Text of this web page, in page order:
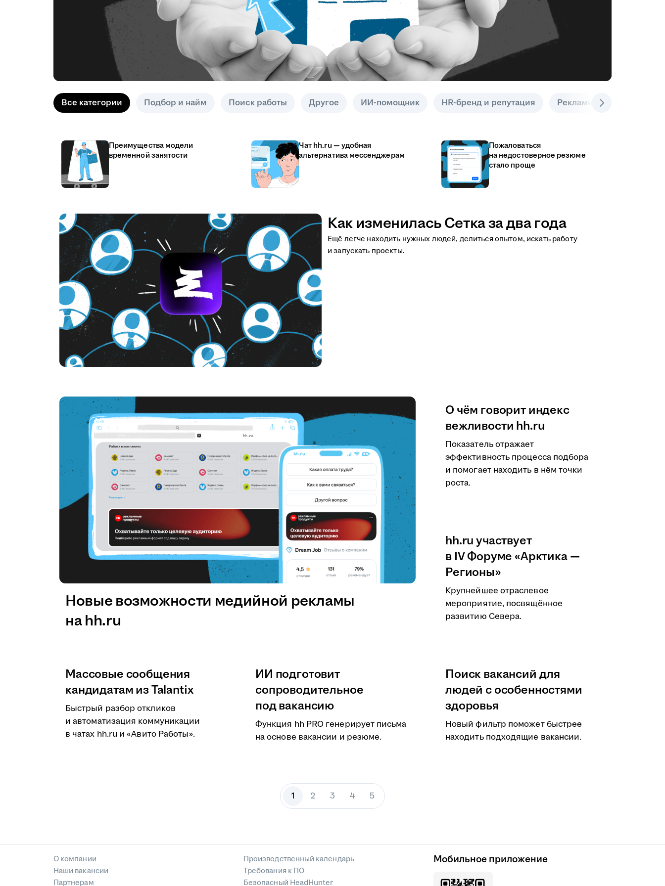
Все категории Подбор и найм Поиск работы Другое ИИ-помощник HR-бренд и репутация Рекламные инструменты
Преимущества модели
временной занятости
Чат hh.ru — удобная
альтернатива мессенджерам
Пожаловаться
на недостоверное резюме
стало проще
Как изменилась Сетка за два года
Ещё легче находить нужных людей, делиться опытом, искать работу
и запускать проекты.
Новые возможности медийной рекламы
на hh.ru
О чём говорит индекс
вежливости hh.ru
Показатель отражает
эффективность процесса подбора
и помогает находить в нём точки
роста.
hh.ru участвует
в IV Форуме «Арктика —
Регионы»
Крупнейшее отраслевое
мероприятие, посвящённое
развитию Севера.
Массовые сообщения
кандидатам из Talantix
Быстрый разбор откликов
и автоматизация коммуникации
в чатах hh.ru и «Авито Работы».
ИИ подготовит
сопроводительное
под вакансию
Функция hh PRO генерирует письма
на основе вакансии и резюме.
Поиск вакансий для
людей с особенностями
здоровья
Новый фильтр поможет быстрее
находить подходящие вакансии.
1 2 3 4 5
О компании
Наши вакансии
Партнерам
Производственный календарь
Требования к ПО
Безопасный HeadHunter
Мобильное приложение